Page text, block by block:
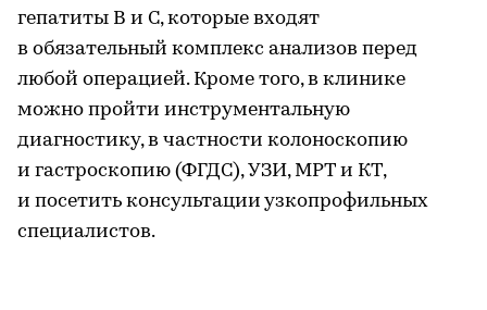
гепатиты В и С, которые входят
в обязательный комплекс анализов перед
любой операцией. Кроме того, в клинике
можно пройти инструментальную
диагностику, в частности колоноскопию
и гастроскопию (ФГДС), УЗИ, МРТ и КТ,
и посетить консультации узкопрофильных
специалистов.